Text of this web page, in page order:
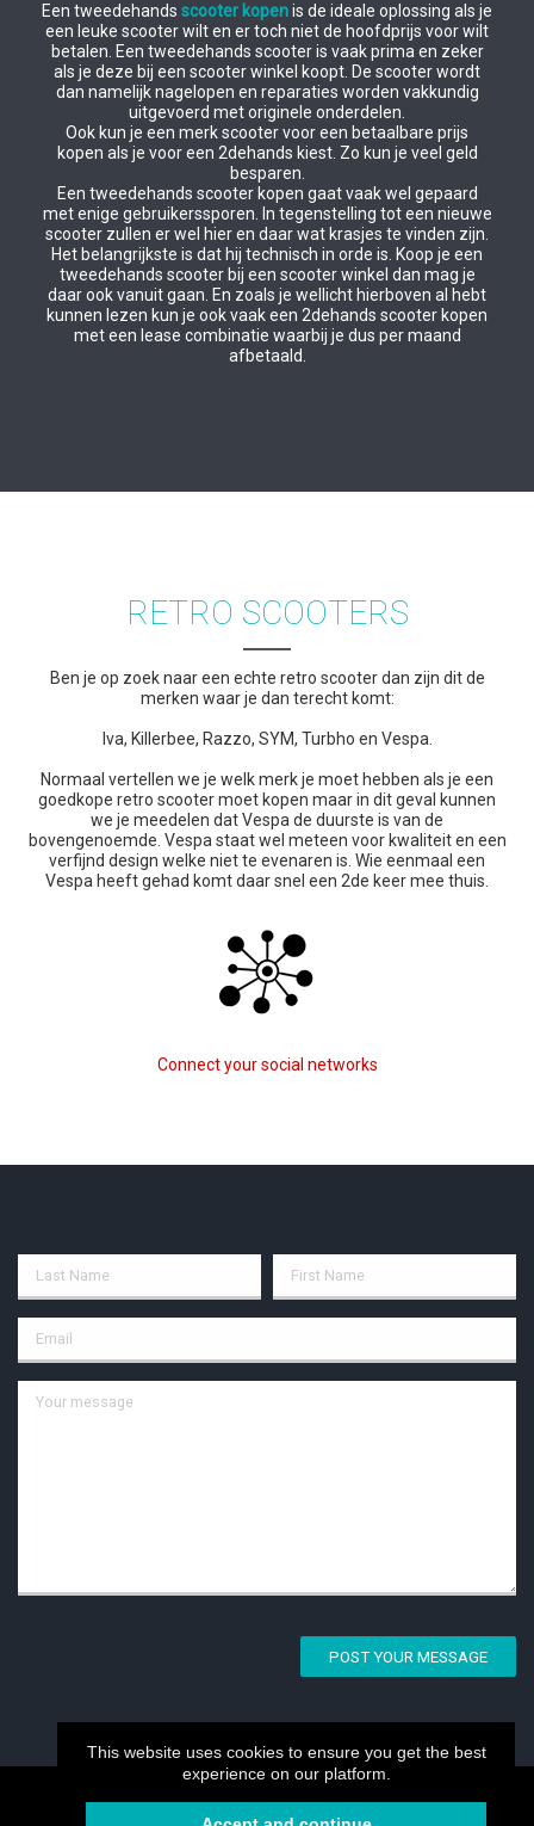
Een tweedehands scooter kopenis de ideale oplossing als je
een leuke scooter wilt en er toch niet de hoofdprijs voor wilt
betalen. Een tweedehands scooter is vaak prima en zeker
als je deze bij een scooter winkel koopt. De scooter wordt
dan namelijk nagelopen en reparaties worden vakkundig
uitgevoerd met originele onderdelen.
Ook kun je een merk scooter voor een betaalbare prijs
kopen als je voor een 2dehands kiest. Zo kun je veel geld
besparen.
Een tweedehands scooter kopen gaat vaak wel gepaard
met enige gebruikerssporen. In tegenstelling tot een nieuwe
scooter zullen er wel hier en daar wat krasjes te vinden zijn.
Het belangrijkste is dat hij technisch in orde is. Koop je een
tweedehands scooter bij een scooter winkel dan mag je
daar ook vanuit gaan. En zoals je wellicht hierboven al hebt
kunnen lezen kun je ook vaak een 2dehands scooter kopen
met een lease combinatie waarbij je dus per maand
afbetaald.
RETRO SCOOTERS
Ben je op zoek naar een echte retro scooter dan zijn dit de
merken waar je dan terecht komt:
Iva, Killerbee, Razzo, SYM, Turbho en Vespa.
Normaal vertellen we je welk merk je moet hebben als je een
goedkope retro scooter moet kopen maar in dit geval kunnen
we je meedelen dat Vespa de duurste is van de
bovengenoemde. Vespa staat wel meteen voor kwaliteit en een
verfijnd design welke niet te evenaren is. Wie eenmaal een
Vespa heeft gehad komt daar snel een 2de keer mee thuis.
Connect your social networks
POST YOUR MESSAGE
This website uses cookies to ensure you get the best
experience on our platform.